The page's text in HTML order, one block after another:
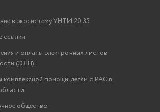
в экосистему УНТИ 20.35
ссылки
и оплаты электронных листов
(ЭЛН).
комплексной помощи детям с РАС в
общество